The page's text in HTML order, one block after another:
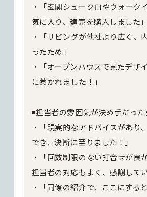
・「玄関シュークロやウォーク
気に入り、建売を購入しました」
・「リビングが他社より広く、
ったため」
・「オープンハウスで見たデザ
に惹かれました！」
◾️担当者の雰囲気が決め手だっ
・「現実的なアドバイスがあり
でき、決断に至りました！」
・「回数制限のない打合せが良
担当者の対応もよく、感謝してい
・「同僚の紹介で、ここにする